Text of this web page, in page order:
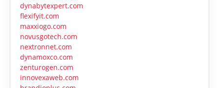
dynabytexpert.com
flexifyit.com
maxxiogo.com
novusgotech.com
nextronnet.com
dynamoxco.com
zenturogen.com
innovexaweb.com